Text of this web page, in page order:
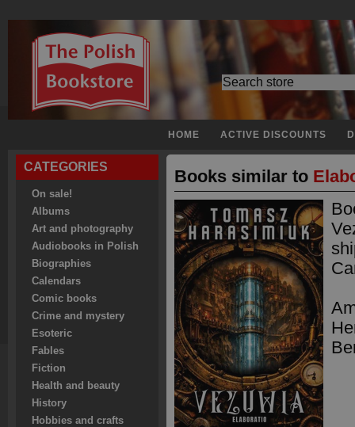
HOME ACTIVE DISCOUNTS
CATEGORIES
On sale!
Albums
Art and photography
Audiobooks in Polish
Biographies
Calendars
Comic books
Crime and mystery
Esoteric
Fables
Fiction
Health and beauty
History
Hobbies and crafts
Books similar to